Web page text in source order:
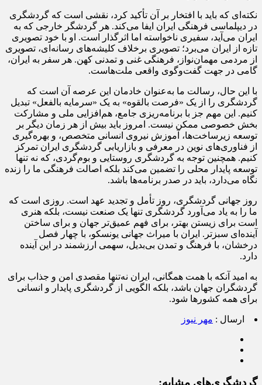
نکته‌ای که باید با افتخار بر آن تأکید کرد، نقشی است که گردشگری
در دیپلماسی فرهنگی ایران ایفا می‌کند. هر گردشگر خارجی که به
ایران می‌آید، سفیری ناخواسته اما اثرگذار است. او با خود تصویری
تازه از ایران می‌برد؛ تصویری برخلاف کلیشه‌های رسانه‌ای، تصویری
از مردمی مهمان‌نواز، فرهنگی غنی و تمدنی کهن. هر سفر به ایران،
گامی در جهت گفت‌وگوی واقعی ملت‌هاست.
با این حال، رسالت ما به‌عنوان خادمان این عرصه آن است که
گردشگری را از یک «فرصت بالقوه» به یک «سرمایه بالفعل» تبدیل
کنیم. این مهم جز با برنامه‌ریزی جامع، هم‌افزایی ملی و مشارکت
بخش خصوصی ممکن نیست. امروز باید بیش از هر زمان دیگر بر
توسعه زیرساخت‌ها، آموزش نیروی انسانی متخصص، و بهره‌گیری
از فناوری‌های نوین در معرفی و بازاریابی گردشگری ایران تمرکز
کنیم. همچنین توجه به گردشگری روستایی و بوم‌گردی، که نه تنها
توسعه پایدار محلی را تضمین می‌کند بلکه اصالت فرهنگی ما را زنده
نگاه می‌دارد، باید در صدر برنامه‌ها باشد.
روز جهانی گردشگری، روز تأمل و تجدید عهد است. روزی است که
ما را به یاد می‌آورد گردشگری تنها یک صنعت نیست، بلکه هنری
است برای زیستن بهتر، برای فهم عمیق‌تر جهان و برای ساختن
آینده‌ای سبزتر. ایران با میراث جهانی یونسکو، با چهار فصل
درخشان، با فرهنگ و تمدن بی‌بدیل، سهمی ارزشمند در این آینده
دارد.
به امید آنکه با همت همگانی، ایران نه‌تنها مقصدی امن و جذاب برای
گردشگران جهان باشد، بلکه الگویی از گردشگری پایدار و انسانی
برای همه کشورها شود.
ارسال : مهر نیوز